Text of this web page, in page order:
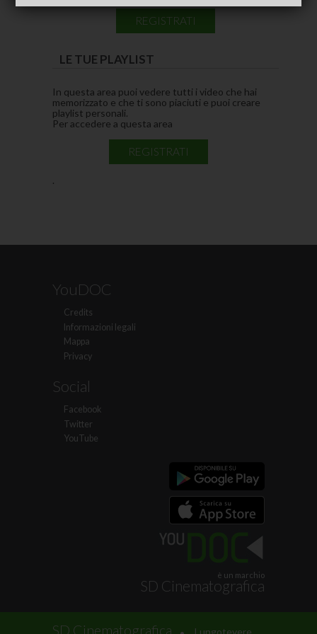
REGISTRATI
LE TUE PLAYLIST
In questa area puoi vedere tutti i video che hai
memorizzato e che ti sono piaciuti e puoi creare
playlist personali.
Per accedere a questa area
REGISTRATI
.
YouDOC
Credits
Informazioni legali
Mappa
Privacy
Social
Facebook
Twitter
YouTube
è un marchio
SD Cinematografica
SD Cinematografica .